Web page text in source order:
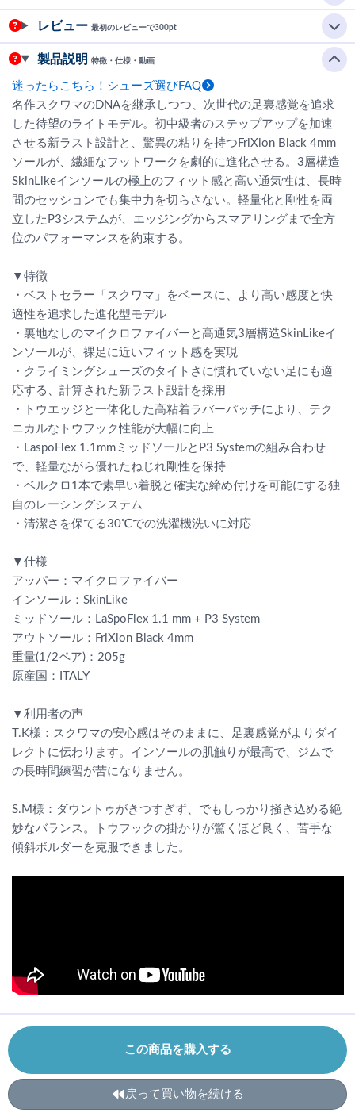
レビュー 最初のレビューで300pt
製品説明 特徴・仕様・動画
迷ったらこちら！シューズ選びFAQ
名作スクワマのDNAを継承しつつ、次世代の足裏感覚を追求
した待望のライトモデル。初中級者のステップアップを加速
させる新ラスト設計と、驚異の粘りを持つFriXion Black 4mm
ソールが、繊細なフットワークを劇的に進化させる。3層構造
SkinLikeインソールの極上のフィット感と高い通気性は、長時
間のセッションでも集中力を切らさない。軽量化と剛性を両
立したP3システムが、エッジングからスマアリングまで全方
位のパフォーマンスを約束する。
▼特徴
・ベストセラー「スクワマ」をベースに、より高い感度と快
適性を追求した進化型モデル
・裏地なしのマイクロファイバーと高通気3層構造SkinLikeイ
ンソールが、裸足に近いフィット感を実現
・クライミングシューズのタイトさに慣れていない足にも適
応する、計算された新ラスト設計を採用
・トウエッジと一体化した高粘着ラバーパッチにより、テク
ニカルなトウフック性能が大幅に向上
・LaspoFlex 1.1mmミッドソールとP3 Systemの組み合わせ
で、軽量ながら優れたねじれ剛性を保持
・ベルクロ1本で素早い着脱と確実な締め付けを可能にする独
自のレーシングシステム
・清潔さを保てる30℃での洗濯機洗いに対応
▼仕様
アッパー：マイクロファイバー
インソール：SkinLike
ミッドソール：LaSpoFlex 1.1 mm + P3 System
アウトソール：FriXion Black 4mm
重量(1/2ペア)：205g
原産国：ITALY
▼利用者の声
T.K様：スクワマの安心感はそのままに、足裏感覚がよりダイ
レクトに伝わります。インソールの肌触りが最高で、ジムで
の長時間練習が苦になりません。
S.M様：ダウントゥがきつすぎず、でもしっかり掻き込める絶
妙なバランス。トウフックの掛かりが驚くほど良く、苦手な
傾斜ボルダーを克服できました。
この商品を購入する
戻って買い物を続ける